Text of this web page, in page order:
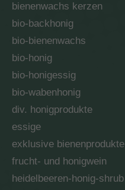
bienenwachs kerzen
bio-backhonig
bio-bienenwachs
bio-honig
bio-honigessig
bio-wabenhonig
div. honigprodukte
essige
exklusive bienenprodukte
frucht- und honigwein
heidelbeeren-honig-shrub